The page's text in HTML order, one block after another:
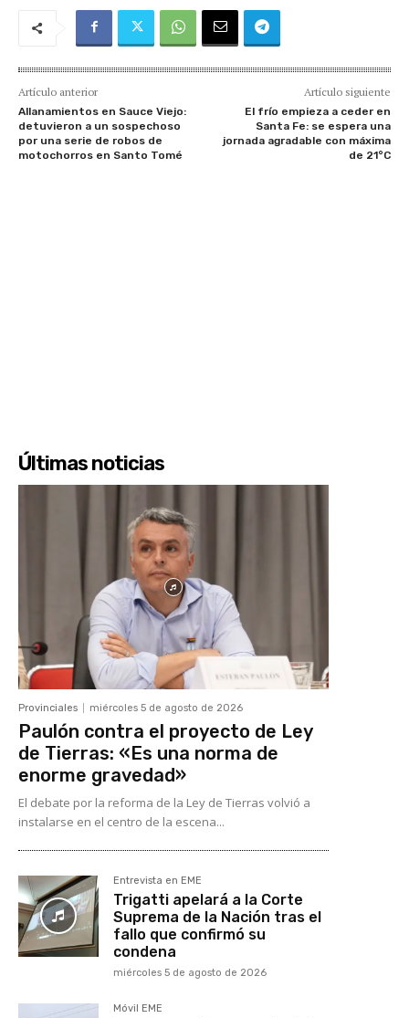
Artículo anterior
Allanamientos en Sauce Viejo:
detuvieron a un sospechoso
por una serie de robos de
motochorros en Santo Tomé
Artículo siguiente
El frío empieza a ceder en
Santa Fe: se espera una
jornada agradable con máxima
de 21°C
Últimas noticias
Provinciales miércoles 5 de agosto de 2026
Paulón contra el proyecto de Ley
de Tierras: «Es una norma de
enorme gravedad»
El debate por la reforma de la Ley de Tierras volvió a
instalarse en el centro de la escena...
Entrevista en EME
Trigatti apelará a la Corte
Suprema de la Nación tras el
fallo que confirmó su
condena
miércoles 5 de agosto de 2026
Móvil EME